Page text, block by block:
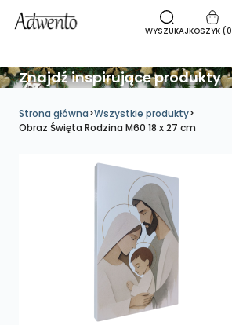
WYSZUKAJKOSZYK (0
Znajdź inspirujące produkty
Strona główna>Wszystkie produkty>
Obraz Święta Rodzina M60 18 x 27 cm